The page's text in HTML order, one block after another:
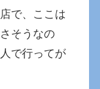
で、ここは
そうなの
で行ってが